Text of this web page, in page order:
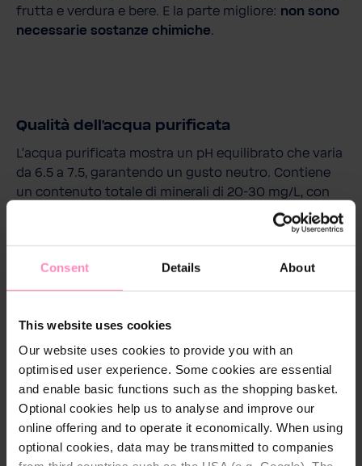
Consent Details About
This website uses cookies
Our website uses cookies to provide you with an
optimised user experience. Some cookies are essential
and enable basic functions such as the shopping basket.
Optional cookies help us to analyse and improve our
online offering and to operate it economically. When using
optional cookies, data may be transmitted to companies
frutta e verdura e bere. E la parte migliore: non sono
necessarie sostanze chimiche.
Qualità dell'acqua purificata
L'acqua purificata mostra un pH equilibrato che varia
da 6.5 a 7.5, garantendo un gusto neutro. Contiene
un contenuto totale di minerali di 20-30 mg/L, con
livelli di calcio inferiori a 10 mg/L e magnesio meno di
Tecnologia di filtrazione
FILTRO PP5: Filtro di sedimentazione da 5 micron
PP rimuove particelle come fango, sabbia e
ruggine superiori a5 µ
FILTRO GAC:Filtra cloro, sottoprodotti della
clorazione, sostanze organiche naturali e
petrochimici
FILTRO PP1:Filtro di sedimentazione da 1 micron